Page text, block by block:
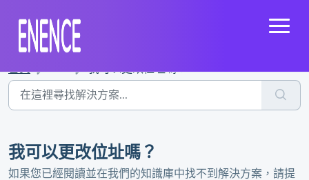
我可以更改位址嗎？
如果您已經閱讀並在我們的知識庫中找不到解決方案，請提